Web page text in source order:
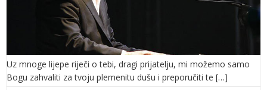
Uz mnoge lijepe riječi o tebi, dragi prijatelju, mi možemo samo
Bogu zahvaliti za tvoju plemenitu dušu i preporučiti te […]